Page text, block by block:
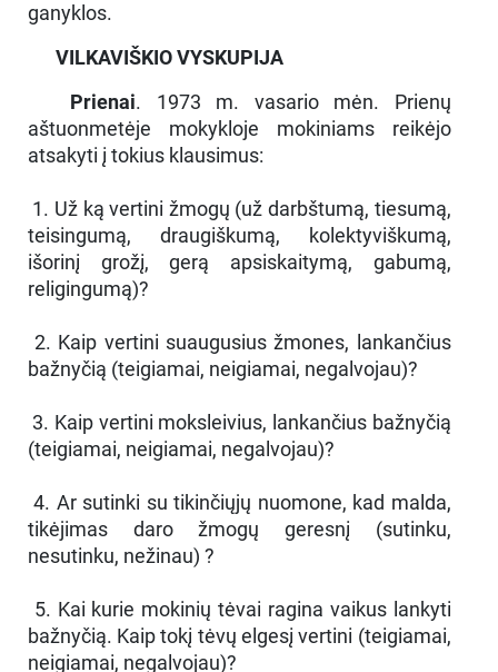
ganyklos.
VILKAVIŠKIO VYSKUPIJA
Prienai. 1973 m. vasario mėn. Prienų
aštuonmetėje mokykloje mokiniams reikėjo
atsakyti į tokius klausimus:
1. Už ką vertini žmogų (už darbštumą, tiesumą,
teisingumą, draugiškumą, kolektyviškumą,
išorinį grožį, gerą apsiskaitymą, gabumą,
religingumą)?
2. Kaip vertini suaugusius žmones, lankančius
bažnyčią (teigiamai, neigiamai, negalvojau)?
3. Kaip vertini moksleivius, lankančius bažnyčią
(teigiamai, neigiamai, negalvojau)?
4. Ar sutinki su tikinčiųjų nuomone, kad malda,
tikėjimas daro žmogų geresnį (sutinku,
nesutinku, nežinau) ?
5. Kai kurie mokinių tėvai ragina vaikus lankyti
bažnyčią. Kaip tokį tėvų elgesį vertini (teigiamai,
neigiamai, negalvojau)?